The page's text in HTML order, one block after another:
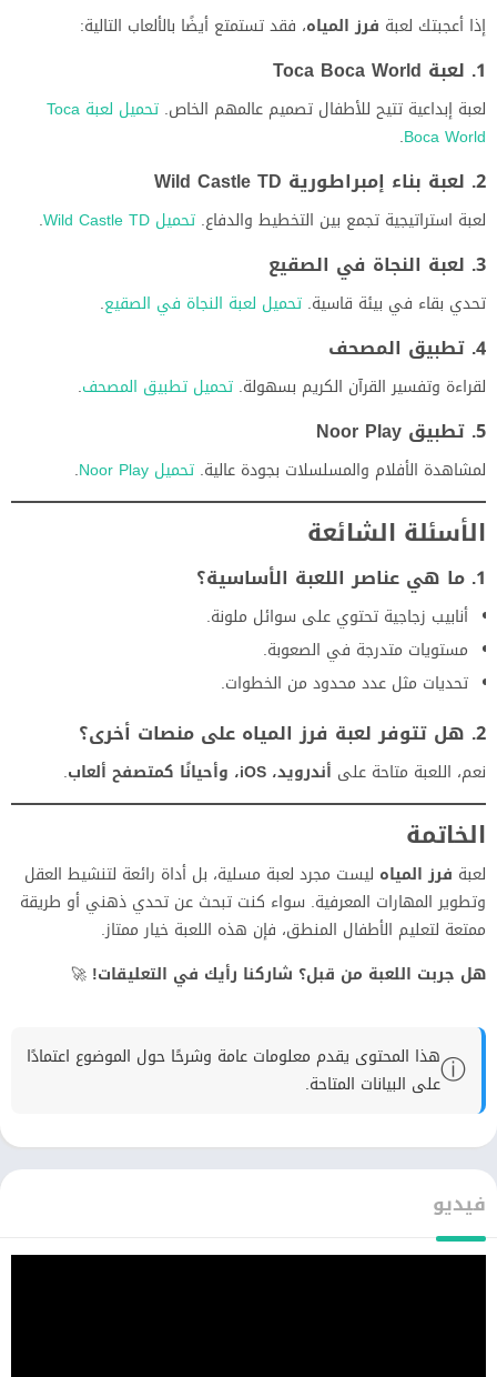
إذا أعجبتك لعبة فرز المياه، فقد تستمتع أيضًا بالألعاب التالية:
1. لعبة Toca Boca World
لعبة إبداعية تتيح للأطفال تصميم عالمهم الخاص.
تحميل لعبة Toca
Boca World
.
2. لعبة بناء إمبراطورية Wild Castle TD
لعبة استراتيجية تجمع بين التخطيط والدفاع. تحميل Wild Castle TD .
3. لعبة النجاة في الصقيع
تحدي بقاء في بيئة قاسية. تحميل لعبة النجاة في الصقيع.
4. تطبيق المصحف
لقراءة وتفسير القرآن الكريم بسهولة. تحميل تطبيق المصحف.
5. تطبيق Noor Play
لمشاهدة الأفلام والمسلسلات بجودة عالية. تحميل Noor Play .
الأسئلة الشائعة
1. ما هي عناصر اللعبة الأساسية؟
أنابيب زجاجية تحتوي على سوائل ملونة.
مستويات متدرجة في الصعوبة.
تحديات مثل عدد محدود من الخطوات.
2. هل تتوفر لعبة فرز المياه على منصات أخرى؟
نعم، اللعبة متاحة على أندرويد، iOS، وأحيانًا كمتصفح ألعاب .
الخاتمة
لعبة فرز المياه ليست مجرد لعبة مسلية، بل أداة رائعة لتنشيط العقل
وتطوير المهارات المعرفية. سواء كنت تبحث عن تحدي ذهني أو طريقة
ممتعة لتعليم الأطفال المنطق، فإن هذه اللعبة خيار ممتاز.
هل جربت اللعبة من قبل؟ شاركنا رأيك في التعليقات! 🚀
ⓘهذا المحتوى يقدم معلومات عامة وشرحًا حول الموضوع اعتمادًا
على البيانات المتاحة.
فيديو